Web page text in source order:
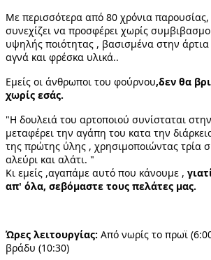
Με περισσότερα από 80 χρόνια
συνεχίζει να προσφέρει χωρίς
υψηλής ποιότητας , βασισμένα στην άρτια
αγνά και φρέσκα υλικά..
Εμείς οι άνθρωποι του φούρνου,δεν θα
χωρίς εσάς.
"Η δουλειά του αρτοποιού συνίσταται
μεταφέρει την αγάπη του κατα την
της πρώτης ύλης , χρησιμοποιώντας τρία
αλεύρι και αλάτι. "
Κι εμείς ,αγαπάμε αυτό που κάνουμε ,
απ' όλα, σεβόμαστε τους πελάτες μας.
Ώρες λειτουργίας: Από νωρίς το πρωϊ
βράδυ (10:30)